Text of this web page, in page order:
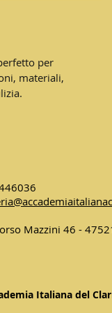
per
materiali,
Mazzini 46 -
Italiana del